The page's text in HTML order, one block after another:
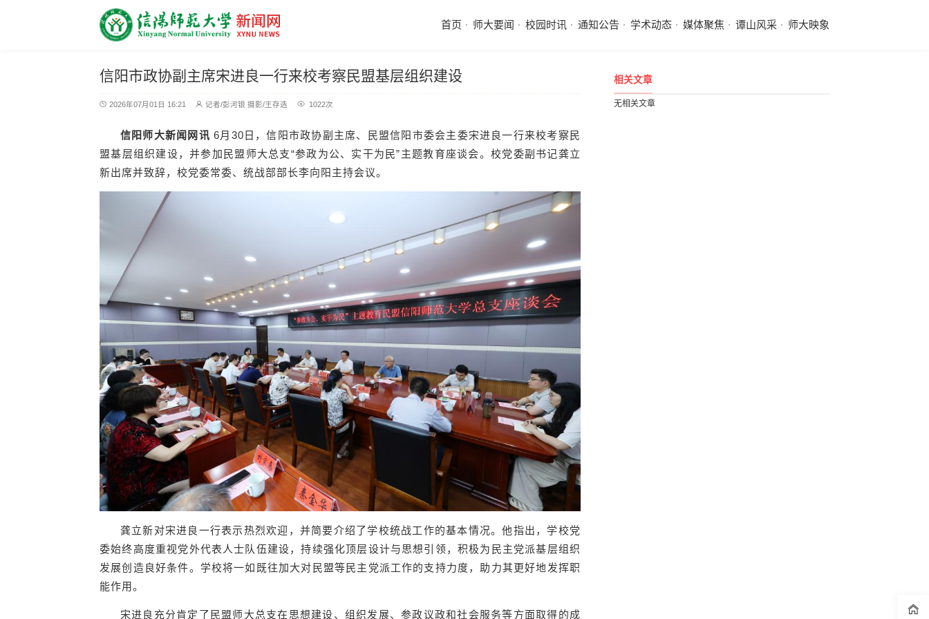
首页 师大要闻 校园时讯 通知公告 学术动态 媒体聚焦 谭山风采 师大映象
信阳市政协副主席宋进良一行来校考察民盟基层组织建设
2026年07月01日 16:21 记者/彭河银 摄影/王存选 1022次
信阳师大新闻网讯 6月30日，信阳市政协副主席、民盟信阳市委会主委宋进良一行来校考察民
盟基层组织建设，并参加民盟师大总支“参政为公、实干为民”主题教育座谈会。校党委副书记龚立
新出席并致辞，校党委常委、统战部部长李向阳主持会议。
龚立新对宋进良一行表示热烈欢迎，并简要介绍了学校统战工作的基本情况。他指出，学校党
委始终高度重视党外代表人士队伍建设，持续强化顶层设计与思想引领，积极为民主党派基层组织
发展创造良好条件。学校将一如既往加大对民盟等民主党派工作的支持力度，助力其更好地发挥职
能作用。
宋进良充分肯定了民盟师大总支在思想建设、组织发展、参政议政和社会服务等方面取得的成
相关文章
无相关文章